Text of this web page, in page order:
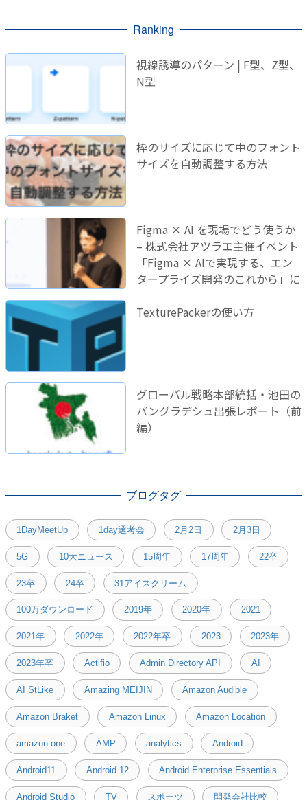
Ranking
視線誘導のパターン | F型、Z型、
N型
枠のサイズに応じて中のフォント
サイズを自動調整する方法
Figma × AI を現場でどう使うか
– 株式会社アツラエ主催イベント
「Figma × AIで実現する、エン
タープライズ開発のこれから」に
TexturePackerの使い方
グローバル戦略本部統括・池田の
バングラデシュ出張レポート（前
編）
ブログタグ
1DayMeetUp 1day選考会 2月2日 2月3日
5G 10大ニュース 15周年 17周年 22卒
23卒 24卒 31アイスクリーム
100万ダウンロード 2019年 2020年 2021
2021年 2022年 2022年卒 2023 2023年
2023年卒 Actifio Admin Directory API AI
AI StLike Amazing MEIJIN Amazon Audible
Amazon Braket Amazon Linux Amazon Location
amazon one AMP analytics Android
Android11 Android 12 Android Enterprise Essentials
Android Studio TV スポーツ 開発会社比較